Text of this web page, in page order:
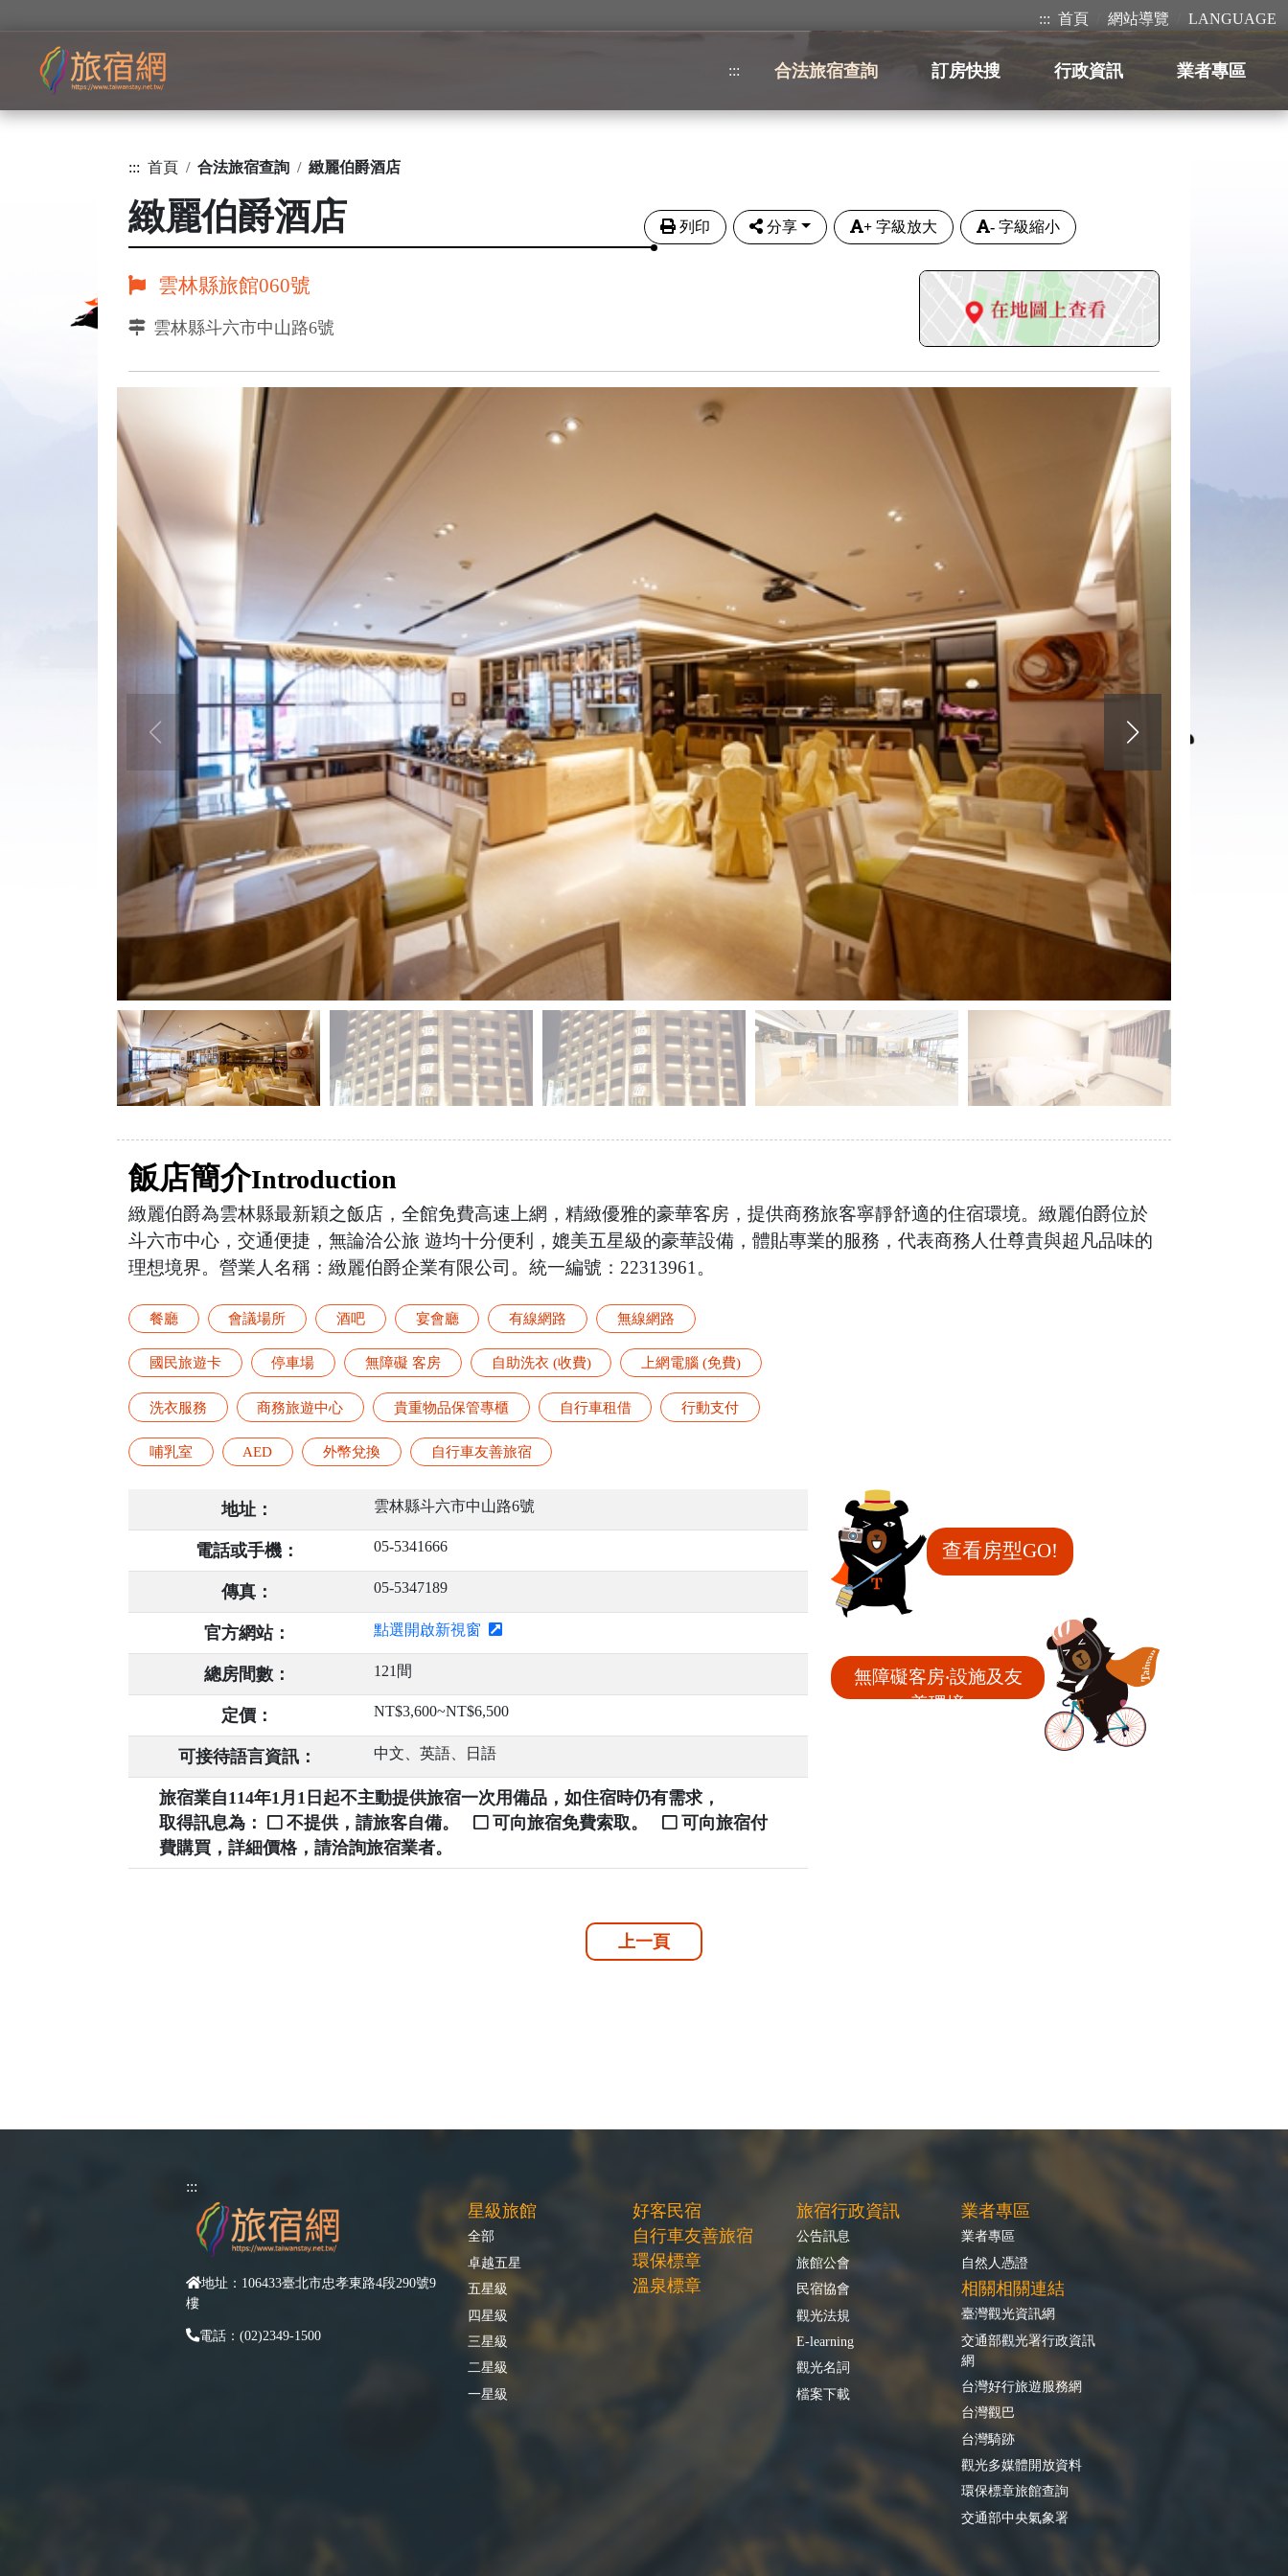
::: 首頁 網站導覽 LANGUAGE
::: 合法旅宿查詢 訂房快搜 行政資訊 業者專區
::: 首頁 合法旅宿查詢 緻麗伯爵酒店
緻麗伯爵酒店 列印 分享 + 字級放大 - 字級縮小
雲林縣旅館060號
雲林縣斗六市中山路6號
飯店簡介Introduction
緻麗伯爵為雲林縣最新穎之飯店，全館免費高速上網，精緻優雅的豪華客房，提供商務旅客寧靜舒適的住宿環境。緻麗伯爵位於
斗六市中心，交通便捷，無論洽公旅 遊均十分便利，媲美五星級的豪華設備，體貼專業的服務，代表商務人仕尊貴與超凡品味的
理想境界。營業人名稱：緻麗伯爵企業有限公司。統一編號：22313961。
餐廳 會議場所 酒吧 宴會廳 有線網路 無線網路
國民旅遊卡 停車場 無障礙 客房 自助洗衣 (收費) 上網電腦 (免費)
洗衣服務 商務旅遊中心 貴重物品保管專櫃 自行車租借 行動支付
哺乳室 AED 外幣兌換 自行車友善旅宿
地址： 雲林縣斗六市中山路6號
電話或手機： 05-5341666
傳真： 05-5347189
官方網站： 點選開啟新視窗
總房間數： 121間
定價： NT$3,600~NT$6,500
可接待語言資訊： 中文、英語、日語
旅宿業自114年1月1日起不主動提供旅宿一次用備品，如住宿時仍有需求，
取得訊息為：
不提供，請旅客自備。 可向旅宿免費索取。
可向旅宿付
費購買，詳細價格，請洽詢旅宿業者。
查看房型GO!
無障礙客房‧設施及友
善環境
上一頁
:::
地址：106433臺北市忠孝東路4段290號9
樓
電話：(02)2349-1500
星級旅館
全部
卓越五星
五星級
四星級
三星級
二星級
一星級
好客民宿
自行車友善旅宿
環保標章
溫泉標章
旅宿行政資訊
公告訊息
旅館公會
民宿協會
觀光法規
E-learning
觀光名詞
檔案下載
業者專區
業者專區
自然人憑證
相關相關連結
臺灣觀光資訊網
交通部觀光署行政資訊
網
台灣好行旅遊服務網
台灣觀巴
台灣騎跡
觀光多媒體開放資料
環保標章旅館查詢
交通部中央氣象署